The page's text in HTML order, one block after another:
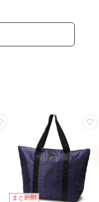
まとめ割